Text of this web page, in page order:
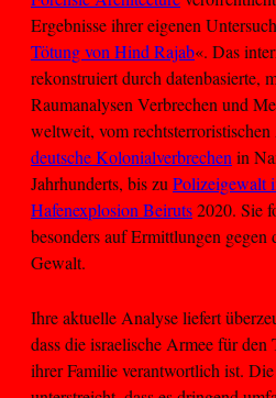
Ergebnisse ihrer eigenen
Tötung von Hind Rajab«. Das
rekonstruiert durch datenbasierte,
Raumanalysen Verbrechen und
weltweit, vom
deutsche Kolonialverbrechen in
Jahrhunderts, bis zu Polizeigewalt
Hafenexplosion Beiruts2020. Sie
besonders auf Ermittlungen gegen
Gewalt.
Ihre aktuelle Analyse liefert
dass die israelische Armee für
ihrer Familie verantwortlich ist.